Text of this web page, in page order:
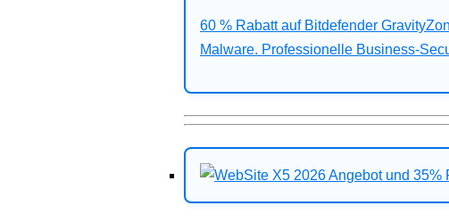
60 % Rabatt auf Bitdefender
Malware. Professionelle Business-